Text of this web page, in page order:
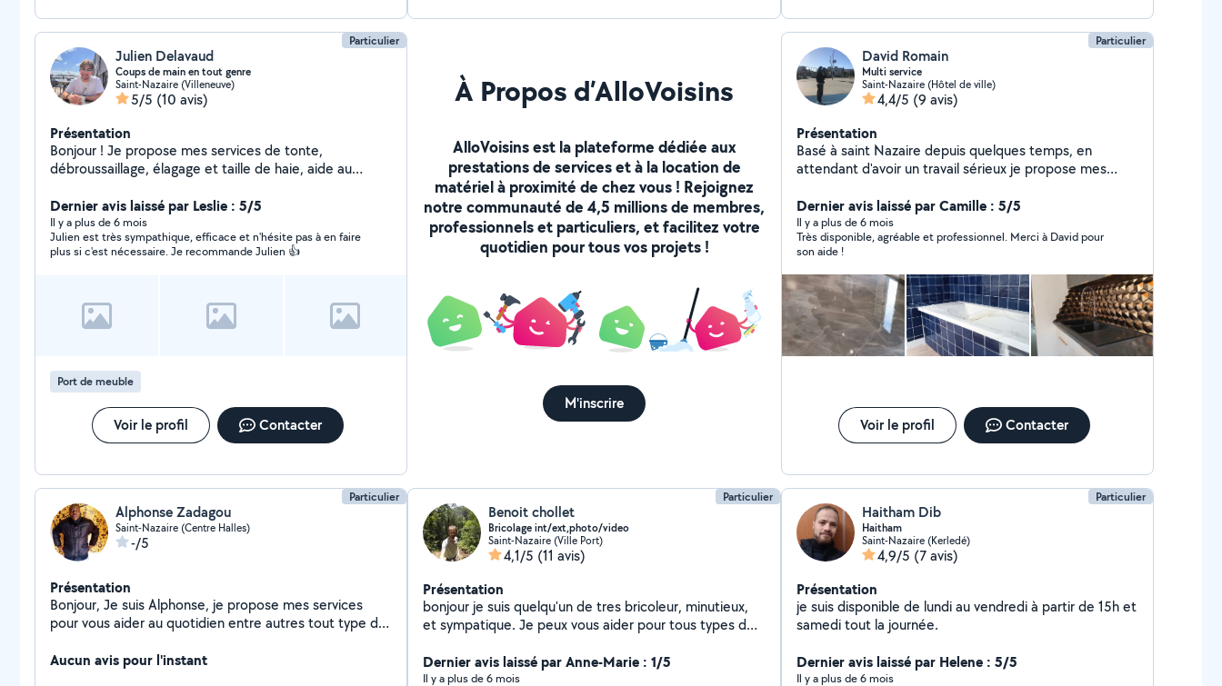
Particulier
Julien Delavaud
Coups de main en tout genre
Saint-Nazaire (Villeneuve)
5/5 (10 avis)
Présentation
Bonjour ! Je propose mes services de tonte,
débroussaillage, élagage et taille de haie, aide au
peux également donner des cours de langue (Italien et
Anglais courant).
Dernier avis laissé par Leslie : 5/5
Il y a plus de 6 mois
Julien est très sympathique, efficace et n'hésite pas à en faire
plus si c'est nécessaire. Je recommande Julien 👍
Port de meuble
Voir le profil Contacter
À Propos d’AlloVoisins
AlloVoisins est la plateforme dédiée aux
prestations de services et à la location de
matériel à proximité de chez vous ! Rejoignez
notre communauté de 4,5 millions de membres,
professionnels et particuliers, et facilitez votre
quotidien pour tous vos projets !
M'inscrire
Particulier
David Romain
Multi service
Saint-Nazaire (Hôtel de ville)
4,4/5 (9 avis)
Présentation
Basé à saint Nazaire depuis quelques temps, en
attendant d'avoir un travail sérieux je propose mes
Dernier avis laissé par Camille : 5/5
Il y a plus de 6 mois
Très disponible, agréable et professionnel. Merci à David pour
son aide !
Voir le profil Contacter
Particulier
Alphonse Zadagou
Saint-Nazaire (Centre Halles)
-/5
Présentation
Bonjour, Je suis Alphonse, je propose mes services
pour vous aider au quotidien entre autres tout type de
personne sérieuse, dynamique et digne de confiance.
Aucun avis pour l'instant
Particulier
Benoit chollet
Bricolage int/ext,photo/video
Saint-Nazaire (Ville Port)
4,1/5 (11 avis)
Présentation
bonjour je suis quelqu'un de tres bricoleur, minutieux,
et sympatique. Je peux vous aider pour tous types de
montage de meubles, jardinage, ect... Je suis
également livreur vélo sur saint-nazaire je peux
Dernier avis laissé par Anne-Marie : 1/5
Il y a plus de 6 mois
Particulier
Haitham Dib
Haitham
Saint-Nazaire (Kerledé)
4,9/5 (7 avis)
Présentation
je suis disponible de lundi au vendredi à partir de 15h et
samedi tout la journée.
Dernier avis laissé par Helene : 5/5
Il y a plus de 6 mois